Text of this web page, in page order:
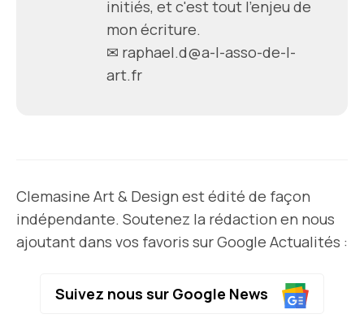
initiés, et c'est tout l'enjeu de
mon écriture.
✉ raphael.d@a-l-asso-de-l-
art.fr
Clemasine Art & Design est édité de façon
indépendante. Soutenez la rédaction en nous
ajoutant dans vos favoris sur Google Actualités :
Suivez nous sur Google News